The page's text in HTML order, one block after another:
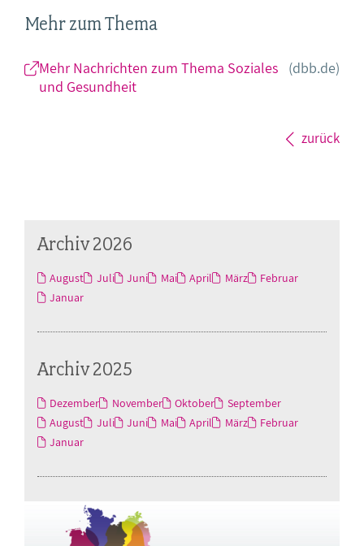
Mehr zum Thema
Mehr Nachrichten zum Thema Soziales
und Gesundheit
(dbb.de)
zurück
Archiv 2026
August Juli Juni Mai April März
Februar
Januar
Archiv 2025
Dezember November Oktober
September
August
Juli Juni Mai April März
Februar
Januar